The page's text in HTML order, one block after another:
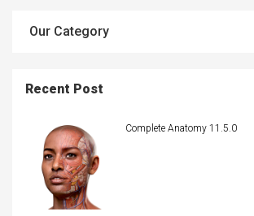
Our Category
Recent Post
Complete Anatomy 11.5.0